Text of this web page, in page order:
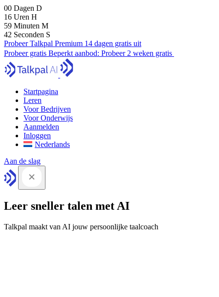
00 Dagen D
16 Uren H
59 Minuten M
41 Seconden S
Probeer Talkpal Premium 14 dagen gratis uit
Probeer gratis Beperkt aanbod: Probeer 2 weken gratis
Startpagina
Leren
Voor Bedrijven
Voor Onderwijs
Aanmelden
Inloggen
Nederlands
Aan de slag
Leer sneller talen met AI
Talkpal maakt van AI jouw persoonlijke taalcoach